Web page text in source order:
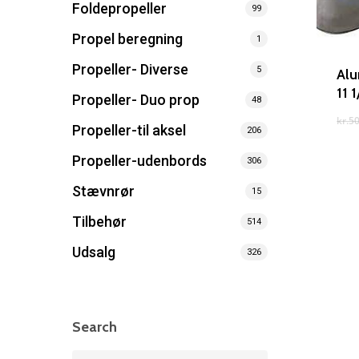
Foldepropeller 99
Propel beregning 1
Propeller- Diverse 5
Propeller- Duo prop 48
Propeller-til aksel 206
Propeller-udenbords 306
Stævnrør 15
Tilbehør 514
Udsalg 326
Search
11
kr.